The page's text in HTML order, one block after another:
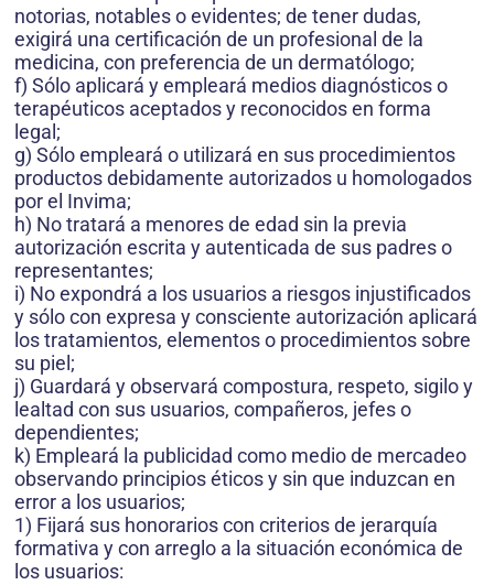
notorias, notables o evidentes; de tener dudas,
exigirá una certificación de un profesional de la
medicina, con preferencia de un dermatólogo;
f) Sólo aplicará y empleará medios diagnósticos o
terapéuticos aceptados y reconocidos en forma
legal;
g) Sólo empleará o utilizará en sus procedimientos
productos debidamente autorizados u homologados
por el Invima;
h) No tratará a menores de edad sin la previa
autorización escrita y autenticada de sus padres o
representantes;
i) No expondrá a los usuarios a riesgos injustificados
y sólo con expresa y consciente autorización aplicará
los tratamientos, elementos o procedimientos sobre
su piel;
j) Guardará y observará compostura, respeto, sigilo y
lealtad con sus usuarios, compañeros, jefes o
dependientes;
k) Empleará la publicidad como medio de mercadeo
observando principios éticos y sin que induzcan en
error a los usuarios;
1) Fijará sus honorarios con criterios de jerarquía
formativa y con arreglo a la situación económica de
los usuarios: